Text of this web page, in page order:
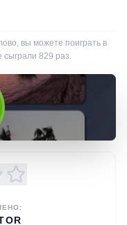
вы можете поиграть в
сыграли 829 раз.